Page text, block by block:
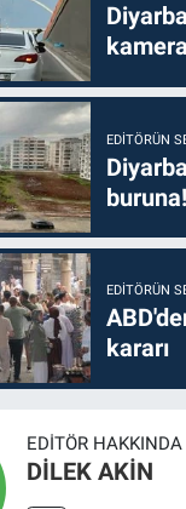
EDITÖRÜN
buruna!
EDITÖRÜN
kararı
EDITÖR HAKKINDA
DİLEK AKİN